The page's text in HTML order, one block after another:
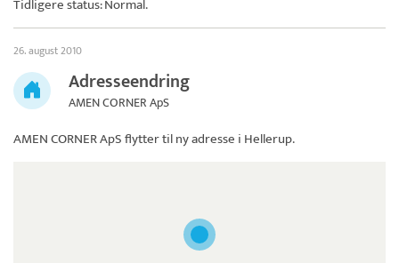
Tidligere status: Normal.
26. august 2010
Adresseendring
AMEN CORNER ApS
AMEN CORNER ApSflytter til ny adresse i Hellerup.